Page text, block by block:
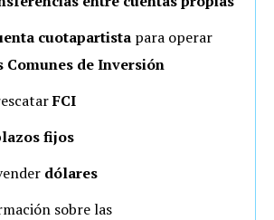
cuotapartista para operar
Comunes de Inversión
FCI
fijos
dólares
sobre las